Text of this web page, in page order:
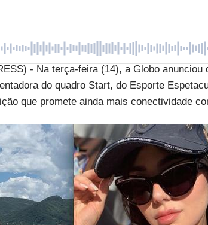
- Na terça-feira (14), a Globo
do quadro Start, do Esporte
que promete ainda mais conectividade